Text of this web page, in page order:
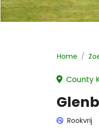
Home
County
Rookvrij